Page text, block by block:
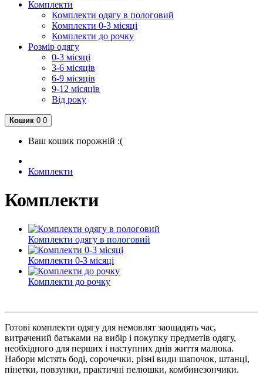
Комплекти
Комплекти одягу в пологовий
Комплекти 0-3 місяці
Комплекти до рочку
Розмір одягу
0-3 місяці
3-6 місяців
6-9 місяців
9-12 місяців
Від року
Кошик 0 0
Ваш кошик порожній :(
Комплекти
Комплекти
Комплекти одягу в пологовий
Комплекти 0-3 місяці
Комплекти до рочку
Готові комплекти одягу для немовлят заощадять час,
витрачений батьками на вибір і покупку предметів одягу,
необхідного для перших і наступних днів життя малюка.
Набори містять боді, сорочечки, різні види шапочок, штанці,
пінетки, повзунки, практичні пелюшки, комбинезончики.